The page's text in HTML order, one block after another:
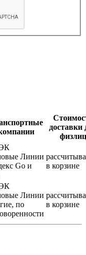
доставки
физлиц
Линии
Go и
в корзине
Линии
по
в корзине